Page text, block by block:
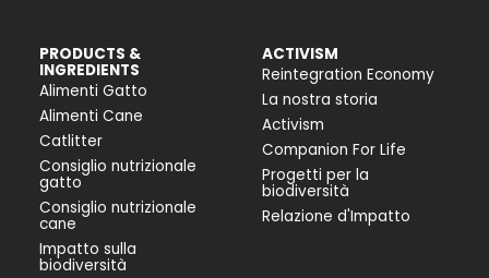
PRODUCTS &
INGREDIENTS
Alimenti Gatto
Alimenti Cane
Catlitter
Consiglio nutrizionale
gatto
Consiglio nutrizionale
cane
Impatto sulla
biodiversità
ACTIVISM
Reintegration Economy
La nostra storia
Activism
Companion For Life
Progetti per la
biodiversità
Relazione d'Impatto